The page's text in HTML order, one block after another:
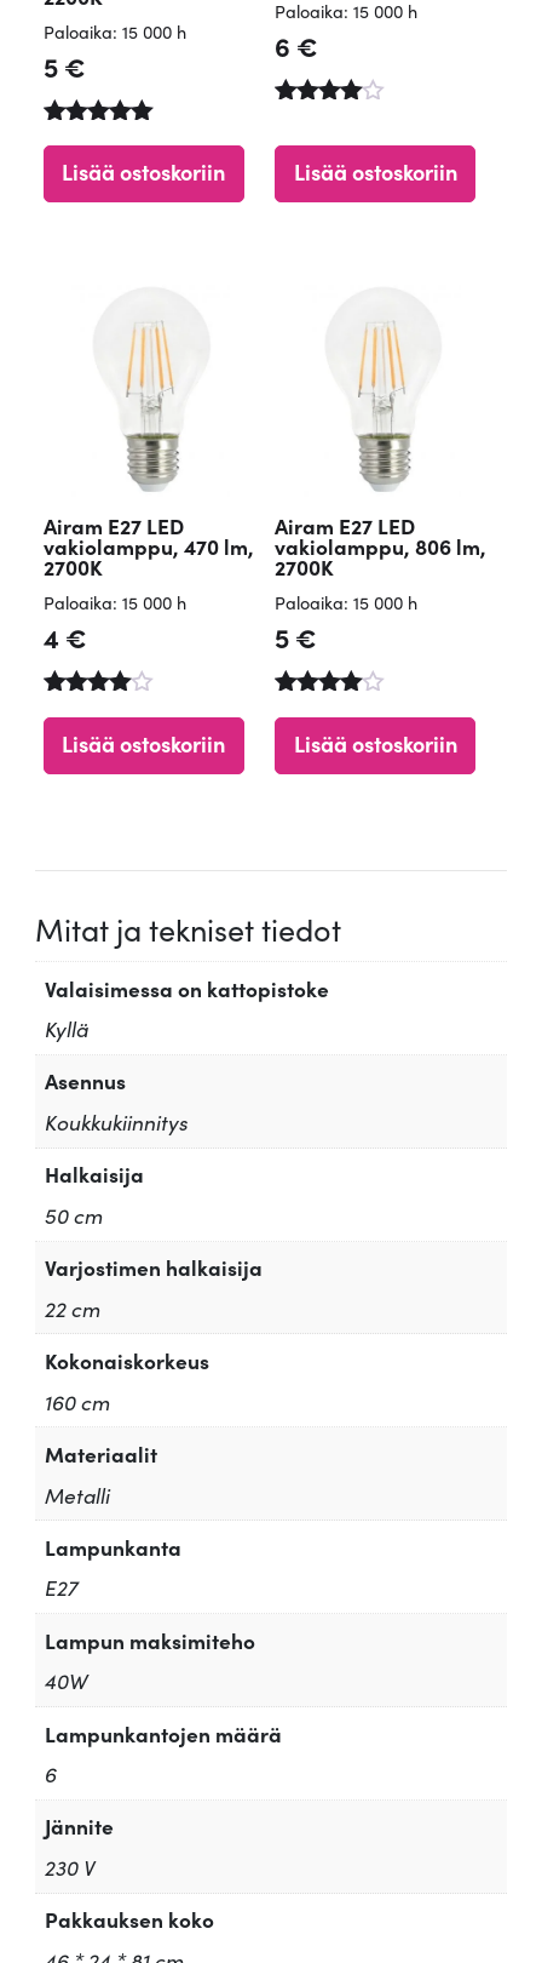
Paloaika: 15 000 h
5€
tuotteesta:
5.00
/ 5
Lisää ostoskoriin
Paloaika: 15 000 h
6 €
tuotteest
4.50
Lisää ostoskoriin
Airam E27 LED
vakiolamppu, 470 lm,
2700K
Paloaika: 15 000 h
4 €
tuotteesta
4.84
Lisää ostoskoriin
Airam E27 LED
vakiolamppu, 806 lm,
2700K
Paloaika: 15 000 h
5€
tuotteesta
4.65
Lisää ostoskoriin
Mitat ja tekniset tiedot
Valaisimessa on kattopistoke
Kyllä
Asennus
Koukkukiinnitys
Halkaisija
50 cm
Varjostimen halkaisija
22 cm
Kokonaiskorkeus
160 cm
Materiaalit
Metalli
Lampunkanta
E27
Lampun maksimiteho
40W
Lampunkantojen määrä
6
Jännite
230 V
Pakkauksen koko